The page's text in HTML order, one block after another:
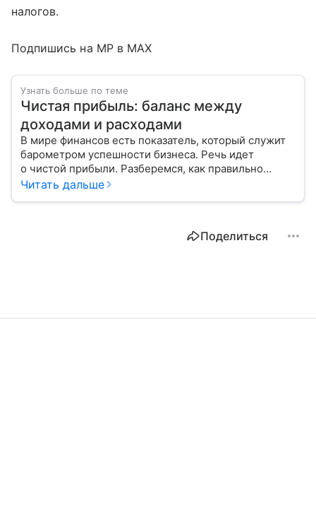
налогов.
Подпишись на MP в MAX
Узнать больше по теме
Чистая прибыль: баланс между
доходами и расходами
В мире финансов есть показатель, который служит
барометром успешности бизнеса. Речь идет
о чистой прибыли. Разберемся, как правильно
ее рассчитать и распределить.
Читать дальше
Поделиться